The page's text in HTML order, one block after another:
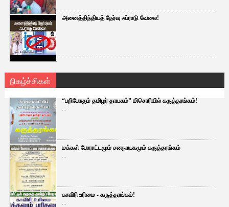
அனைத்திந்தியத் தேர்வு ஃப்ராடு வேலை!
நிகழ்ச்சிகள்
“பறிபோகும் தமிழர் தாயகம்” மிசொரியில் கருத்தரங்கம்!
...
மக்கள் போராட்டமும் சனநாயகமும் கருத்தரங்கம்
...
காவிரி உரிமை - கருத்தரங்கம்!
...